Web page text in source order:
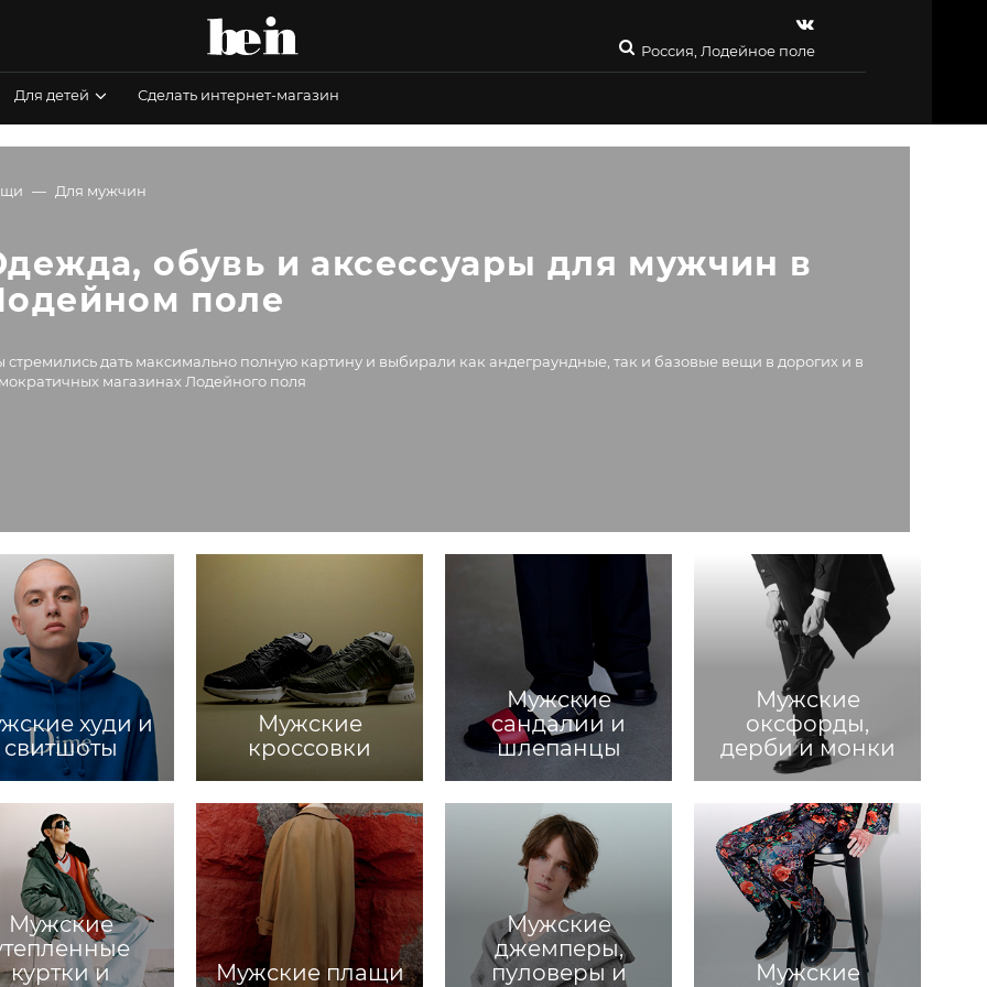
Россия, Лодейное поле
Для детей Сделать интернет-магазин
Для мужчин
обувь и аксессуары для мужчин в
поле
дать максимально полную картину и выбирали как андеграундные, так и базовые вещи в дорогих и в
магазинах Лодейного поля
худи и
свитшоты
Мужские
кроссовки
Мужские
сандалии и
шлепанцы
Мужские
оксфорды,
дерби и монки
Мужские
куртки и
Мужские плащи
Мужские
джемперы,
пуловеры и
Мужские